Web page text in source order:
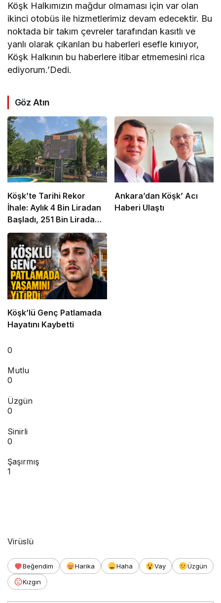
Köşk Halkımızın mağdur olmaması için var olan
ikinci otobüs ile hizmetlerimiz devam edecektir. Bu
noktada bir takım çevreler tarafından kasıtlı ve
yanlı olarak çıkarılan bu haberleri esefle kınıyor,
Köşk Halkının bu haberlere itibar etmemesini rica
ediyorum.’Dedi.
Göz Atın
Köşk’te Tarihi Rekor
İhale: Aylık 4 Bin Liradan
Başladı, 251 Bin Lirada
Bitti
Ankara’dan Köşk’ Acı
Haberi Ulaştı
Köşk’lü Genç Patlamada
Hayatını Kaybetti
0
Mutlu
0
Üzgün
0
Sinirli
0
Şaşırmış
1
Virüslü
Beğendim Harika Haha Vay
Üzgün
Kızgın